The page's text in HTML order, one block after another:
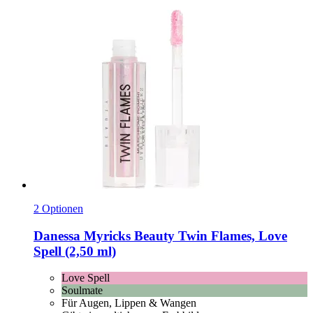
2 Optionen
Danessa Myricks Beauty Twin Flames, Love
Spell (2,50 ml)
Love Spell
Soulmate
Für Augen, Lippen & Wangen